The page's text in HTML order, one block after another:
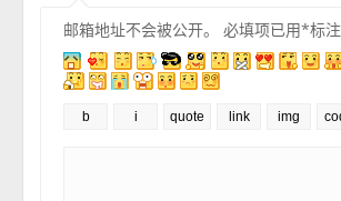
邮箱地址不会被公开。 必填项已用*标注